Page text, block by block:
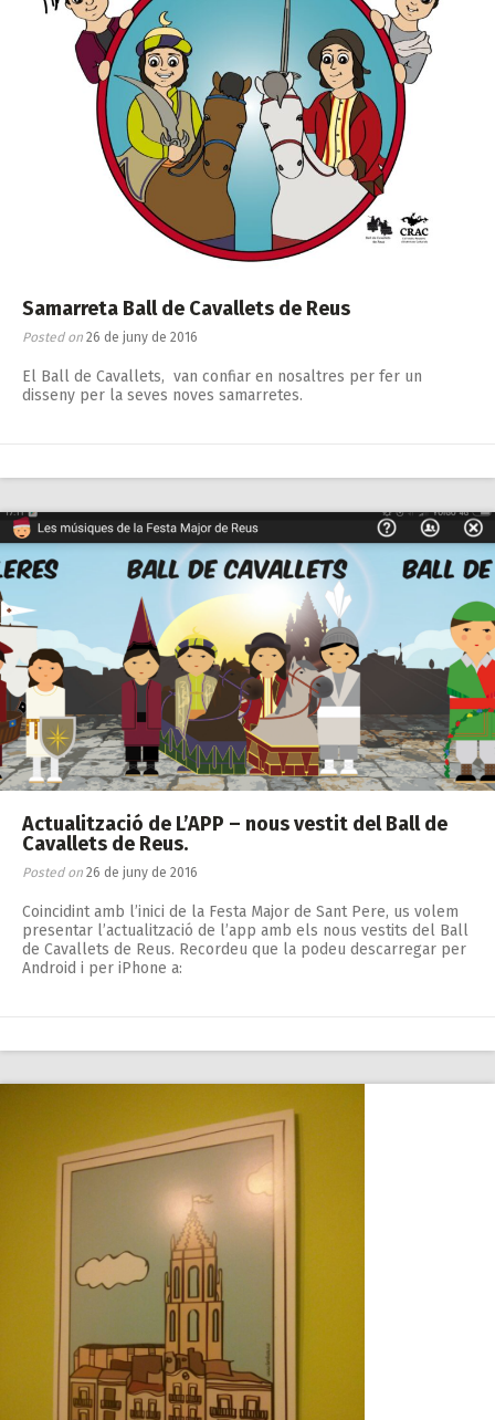
Samarreta Ball de Cavallets de Reus
Posted on 26 de juny de 2016
El Ball de Cavallets, van confiar en nosaltres per fer un
disseny per la seves noves samarretes.
Actualització de L’APP – nous vestit del Ball de
Cavallets de Reus.
Posted on 26 de juny de 2016
Coincidint amb l’inici de la Festa Major de Sant Pere, us volem
presentar l’actualització de l’app amb els nous vestits del Ball
de Cavallets de Reus. Recordeu que la podeu descarregar per
Android i per iPhone a: